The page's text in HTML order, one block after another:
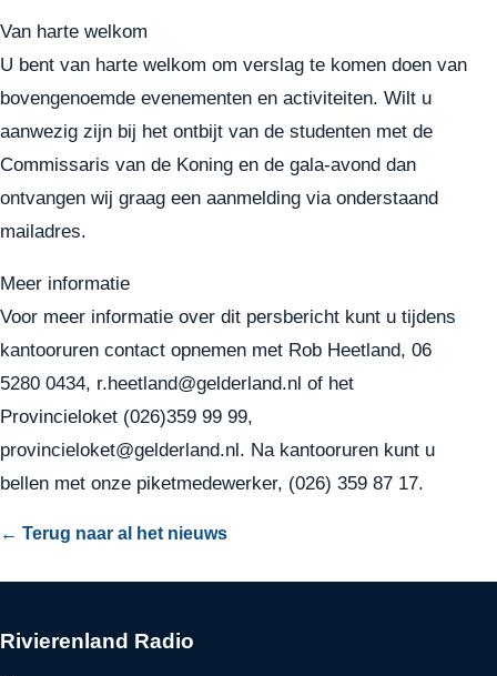
Van harte welkom
U bent van harte welkom om verslag te komen doen van
bovengenoemde evenementen en activiteiten. Wilt u
aanwezig zijn bij het ontbijt van de studenten met de
Commissaris van de Koning en de gala-avond dan
ontvangen wij graag een aanmelding via onderstaand
mailadres.
Meer informatie
Voor meer informatie over dit persbericht kunt u tijdens
kantooruren contact opnemen met Rob Heetland, 06
5280 0434, r.heetland@gelderland.nl of het
Provincieloket (026)359 99 99,
provincieloket@gelderland.nl. Na kantooruren kunt u
bellen met onze piketmedewerker, (026) 359 87 17.
← Terug naar al het nieuws
Rivierenland Radio